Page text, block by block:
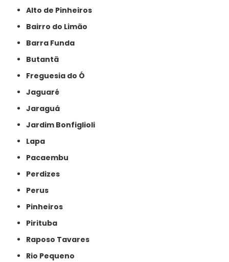
Alto de Pinheiros
Bairro do Limão
Barra Funda
Butantã
Freguesia do Ó
Jaguaré
Jaraguá
Jardim Bonfiglioli
Lapa
Pacaembu
Perdizes
Perus
Pinheiros
Pirituba
Raposo Tavares
Rio Pequeno